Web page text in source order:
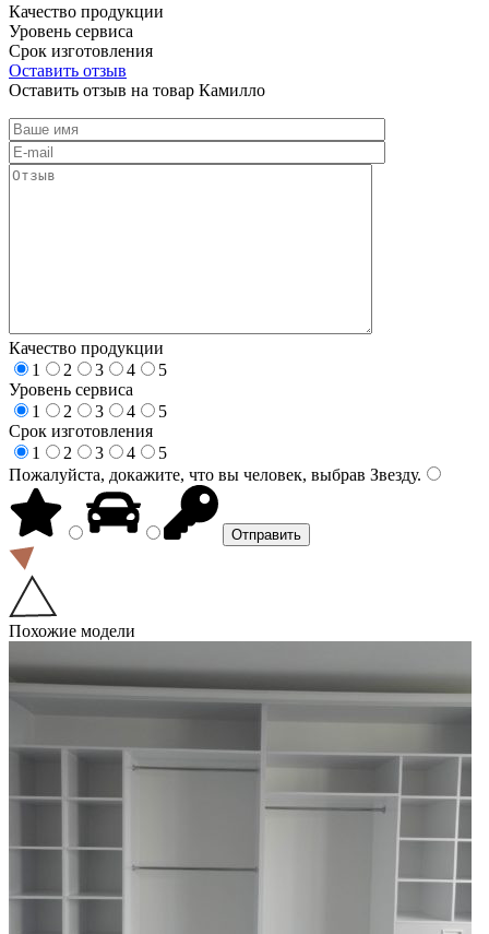
Качество продукции
Уровень сервиса
Срок изготовления
Оставить отзыв
Оставить отзыв на товар Камилло
Качество продукции
1
2 3 4
5
Уровень сервиса
1
2 3 4
5
Срок изготовления
1
2 3 4
5
Пожалуйста, докажите, что вы человек, выбрав Звезду.
Похожие модели